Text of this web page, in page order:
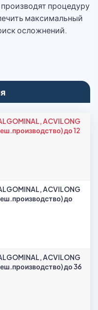
процедуру
максимальный
осложнений.
ACVILONG
до 12
ACVILONG
до
ACVILONG
до 36